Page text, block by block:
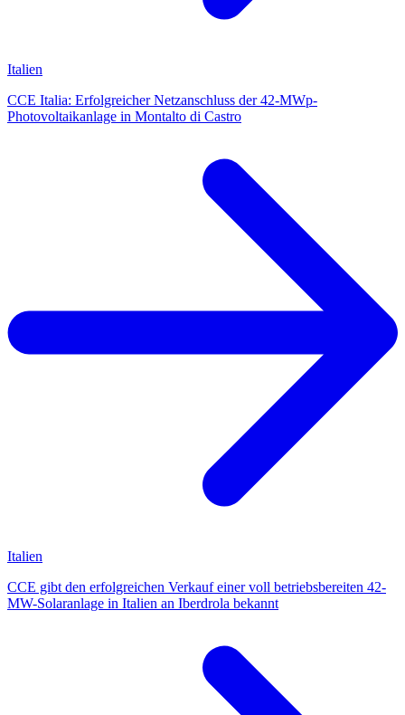
Italien
CCE Italia: Erfolgreicher Netzanschluss der 42-MWp-
Photovoltaikanlage in Montalto di Castro
Italien
CCE gibt den erfolgreichen Verkauf einer voll betriebsbereiten 42-
MW-Solaranlage in Italien an Iberdrola bekannt